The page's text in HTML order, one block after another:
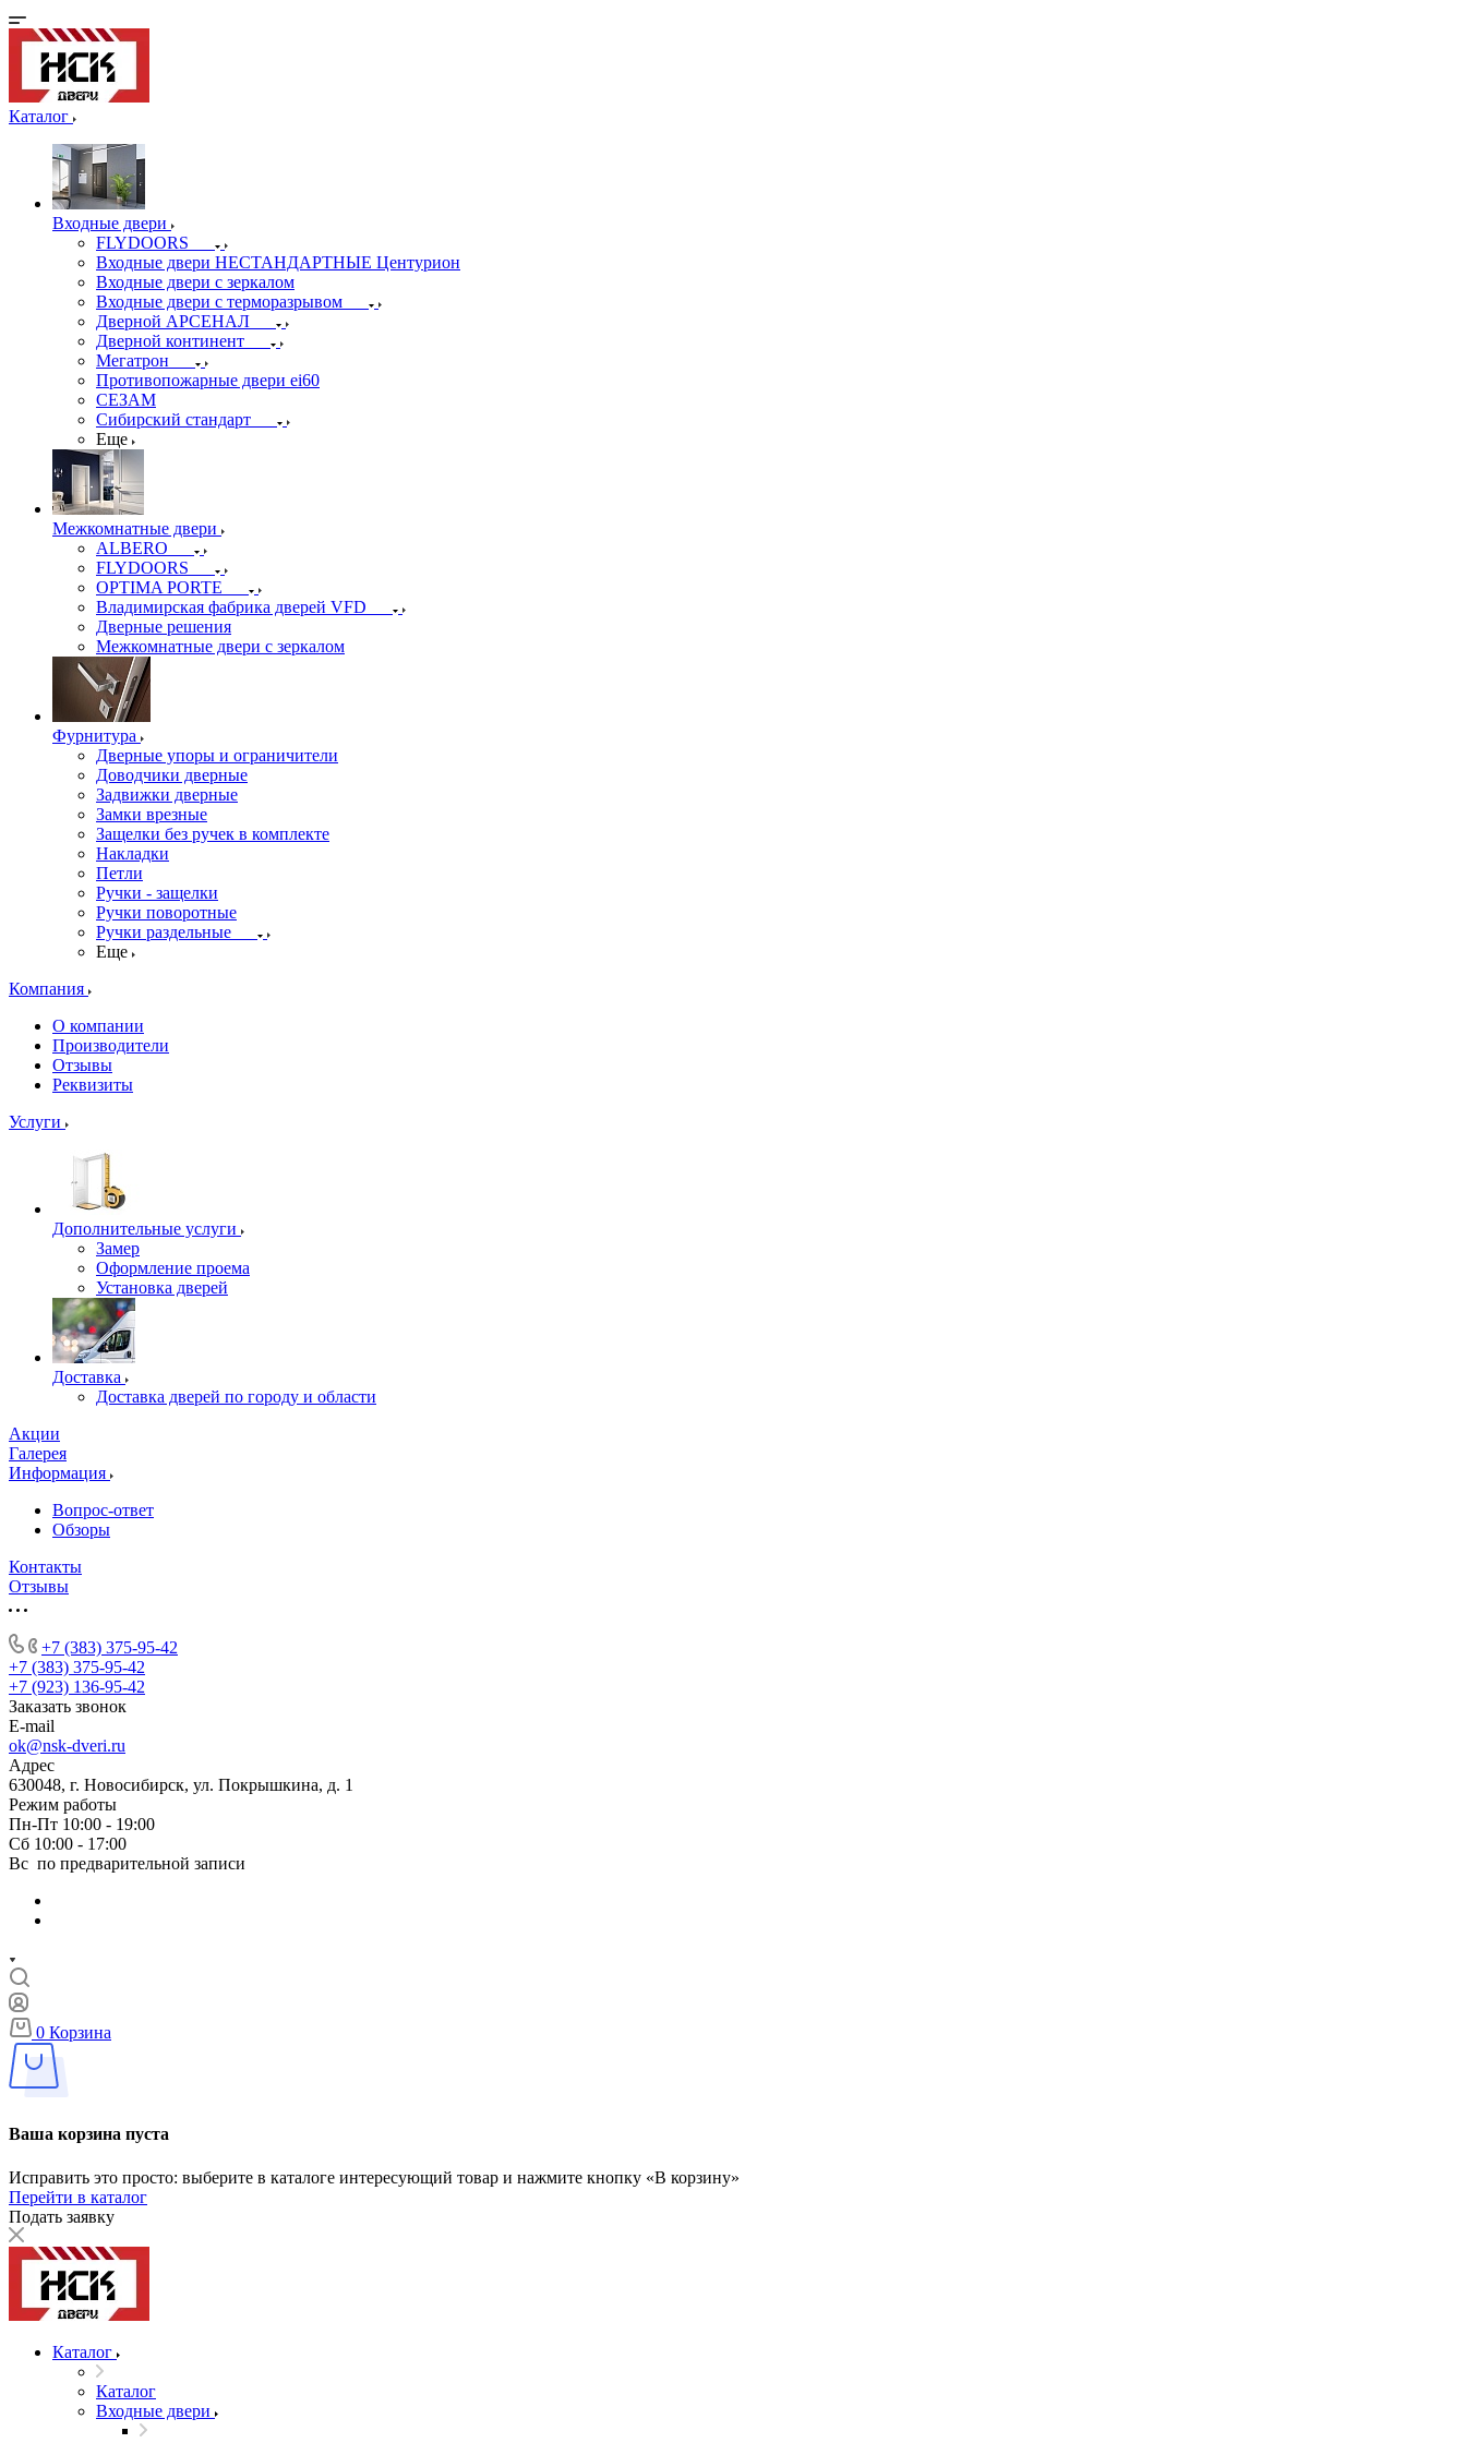
Каталог
Входные двери
FLYDOORS
Входные двери НЕСТАНДАРТНЫЕ Центурион
Входные двери с зеркалом
Входные двери с терморазрывом
Дверной АРСЕНАЛ
Дверной континент
Мегатрон
Противопожарные двери ei60
СЕЗАМ
Сибирский стандарт
Еще
Межкомнатные двери
ALBERO
FLYDOORS
OPTIMA PORTE
Владимирская фабрика дверей VFD
Дверные решения
Межкомнатные двери c зеркалом
Фурнитура
Дверные упоры и ограничители
Доводчики дверные
Задвижки дверные
Замки врезные
Защелки без ручек в комплекте
Накладки
Петли
Ручки - защелки
Ручки поворотные
Ручки раздельные
Еще
Компания
О компании
Производители
Отзывы
Реквизиты
Услуги
Дополнительные услуги
Замер
Оформление проема
Установка дверей
Доставка
Доставка дверей по городу и области
Акции
Галерея
Информация
Вопрос-ответ
Обзоры
Контакты
Отзывы
+7 (383) 375-95-42
+7 (383) 375-95-42
+7 (923) 136-95-42
Заказать звонок
E-mail
ok@nsk-dveri.ru
Адрес
630048, г. Новосибирск, ул. Покрышкина, д. 1
Режим работы
Пн-Пт 10:00 - 19:00
Сб 10:00 - 17:00
Вс по предварительной записи
0 Корзина
Ваша корзина пуста
Исправить это просто: выберите в каталоге интересующий товар и нажмите кнопку «В корзину»
Перейти в каталог
Подать заявку
Каталог
Каталог
Входные двери